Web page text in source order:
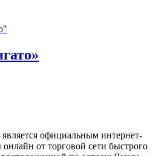
официальным интернет-
онлайн от торговой сети быстрого